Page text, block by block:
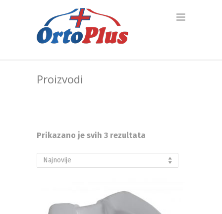
Proizvodi
Prikazano je svih 3 rezultata
najnovijem
Najnovije